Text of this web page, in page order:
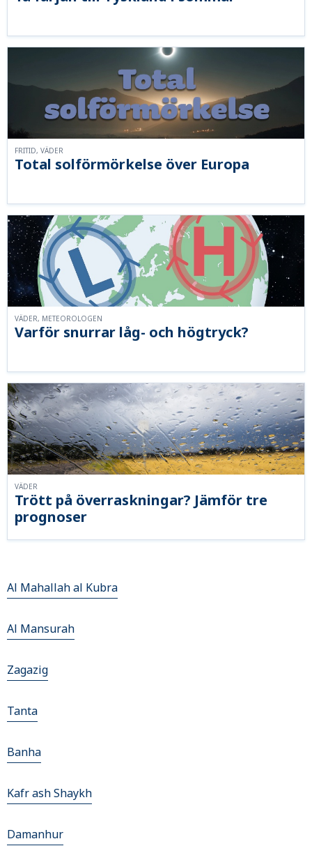
Total solförmörkelse över Europa
FRITID, VÄDER
Varför snurrar låg- och högtryck?
VÄDER, METEOROLOGEN
Trött på överraskningar? Jämför tre
prognoser
VÄDER
Al Mahallah al Kubra
Al Mansurah
Zagazig
Tanta
Banha
Kafr ash Shaykh
Damanhur